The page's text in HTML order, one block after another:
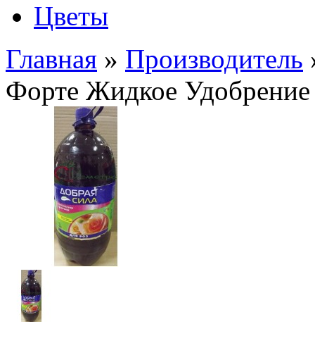
Цветы
Главная » Производитель
Форте Жидкое